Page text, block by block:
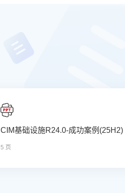
CIM基础设施R24.0-成功案例(25H2)
5 页